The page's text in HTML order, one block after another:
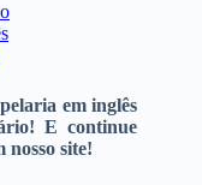
em inglês
E continue
nosso site!